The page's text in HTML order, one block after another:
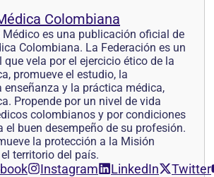
Colombiana
Médico es una publicación oficial de
Colombiana. La Federación es un
vela por el ejercicio ético de la
promueve el estudio, la
enseñanza y la práctica médica,
Propende por un nivel de vida
colombianos y por condiciones
el buen desempeño de su profesión.
la protección a la Misión
territorio del país.
Instagram LinkedIn Twitter